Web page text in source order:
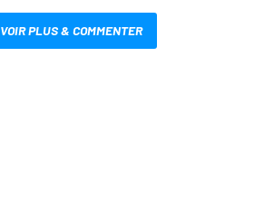
VOIR PLUS & COMMENTER